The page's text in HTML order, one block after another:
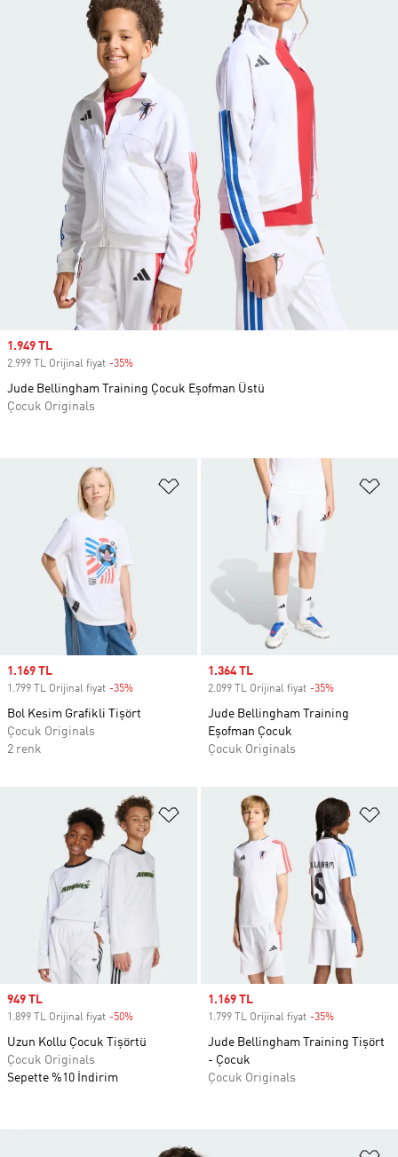
Favori Listesine Ekle
Sale price
1.169 TL
1.799 TL Orijinal fiyat -35%
Bol Kesim Grafikli Tişört
Çocuk Originals
2 renk
Sale price
1.364 TL
2.099 TL Orijinal fiyat -35%
Jude Bellingham Training
Eşofman Çocuk
Çocuk Originals
Favori Listesine Ekle
Sale price
949 TL
1.899 TL Orijinal fiyat -50%
Uzun Kollu Çocuk Tişörtü
Çocuk Originals
Sepette %10 İndirim
Sale price
1.169 TL
1.799 TL Orijinal fiyat -35%
Jude Bellingham Training Tişört
- Çocuk
Çocuk Originals
Sale price
1.949 TL
2.999 TL Orijinal fiyat -35%
Jude Bellingham Training Çocuk Eşofman Üstü
Çocuk Originals